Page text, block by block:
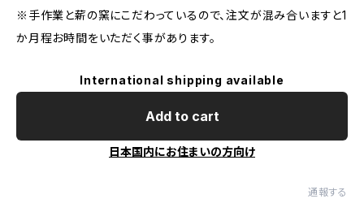
※手作業と薪の窯にこだわっているので、注文が混み合いますと1
か月程お時間をいただく事があります。
International shipping available
Add to cart
日本国内にお住まいの方向け
通報する